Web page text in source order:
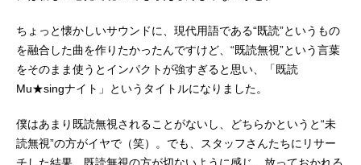
ちょっと懐かしいサウンドに、現代用語である“既読”というもの
を融合した曲を作りたかったんですけど、“既読無視”という言葉
をそのまま使うとインパクトが強すぎると思い、「既読
Mu★singナイト」というタイトルになりました。
僕はあまり既読無視されることがないし、どちらかというと“未
読無視”の方がイヤで（笑）。でも、スタッフさんたちにリサー